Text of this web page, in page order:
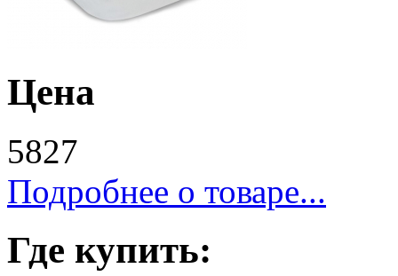
Цена
5827
Подробнее о товаре...
Где купить: